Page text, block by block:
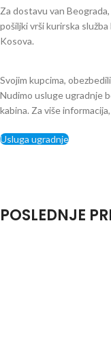
Za dostavu van
pošiljki vrši kurirska
Kosova.
Svojim kupcima,
Nudimo usluge ugradnje
kabina. Za više
Usluga ugradnje
POSLEDNJE